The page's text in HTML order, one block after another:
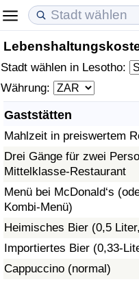
Stadt wählen in Lesotho:
Währung:
Gaststätten
Mahlzeit in preiswertem
Drei Gänge für zwei
Mittelklasse-Restaurant
Menü bei McDonald‘s
Kombi-Menü)
Heimisches Bier (0,5
Importiertes Bier (0,33-
Cappuccino (normal)
Lebenshaltungskosten
Lebenshaltungskosten-
Lebenshaltungskosten-
Lebenshaltungskosten-
in Akaba
Immobilienpreise
Immobilienpreis-Index
Immobilienpreis-Index
Immobilienpreis-Index
Lebensqualität
Lebensqualität-Index
Lebensqualität-Index
Lebensqualitätsindex
Kriminalität
Kriminalitäts-Index
Kriminalitäts-Index